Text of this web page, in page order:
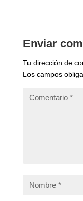
Enviar
Tu dirección de
Los campos